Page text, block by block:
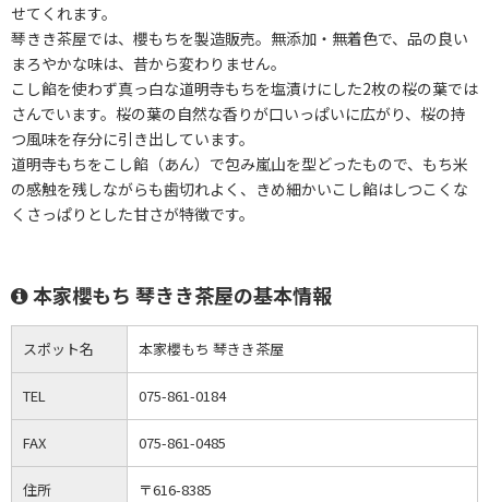
せてくれます。
琴きき茶屋では、櫻もちを製造販売。無添加・無着色で、品の良い
まろやかな味は、昔から変わりません。
こし餡を使わず真っ白な道明寺もちを塩漬けにした2枚の桜の葉では
さんでいます。桜の葉の自然な香りが口いっぱいに広がり、桜の持
つ風味を存分に引き出しています。
道明寺もちをこし餡（あん）で包み嵐山を型どったもので、もち米
の感触を残しながらも歯切れよく、きめ細かいこし餡はしつこくな
くさっぱりとした甘さが特徴です。
本家櫻もち 琴きき茶屋の基本情報
スポット名 本家櫻もち 琴きき茶屋
TEL 075-861-0184
FAX 075-861-0485
住所
〒616-8385